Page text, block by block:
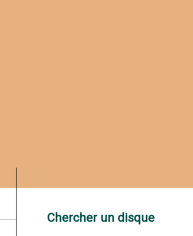
Chercher un disque